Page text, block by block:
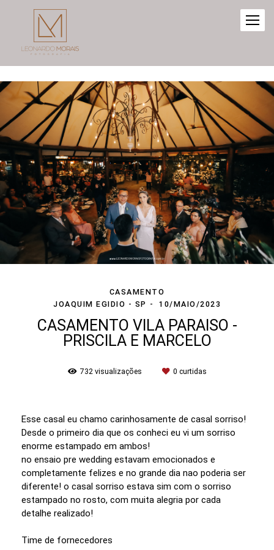
CASAMENTO
JOAQUIM EGIDIO - SP
10/MAIO/2023
CASAMENTO VILA PARAISO -
PRISCILA E MARCELO
732 visualizações 0 curtidas
Esse casal eu chamo carinhosamente de casal sorriso!
Desde o primeiro dia que os conheci eu vi um sorriso
enorme estampado em ambos!
no ensaio pre wedding estavam emocionados e
completamente felizes e no grande dia nao poderia ser
diferente! o casal sorriso estava sim com o sorriso
estampado no rosto, com muita alegria por cada
detalhe realizado!
Time de fornecedores